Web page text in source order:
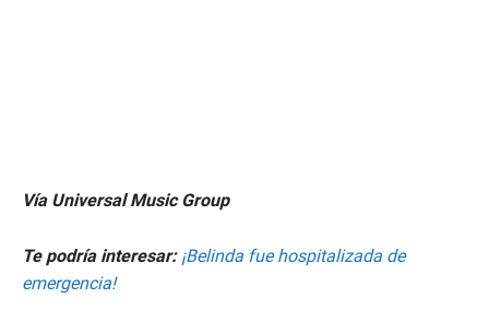
Vía Universal Music Group
Te podría interesar: ¡Belinda fue hospitalizada de
emergencia!